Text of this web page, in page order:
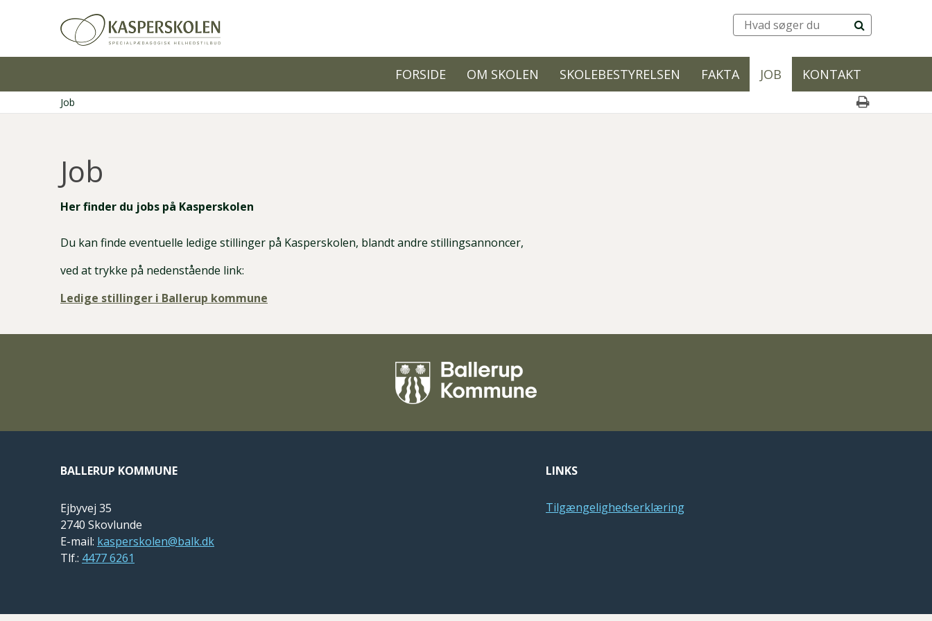
hovedindhold
Primær
navigation
FORSIDE OM SKOLEN SKOLEBESTYRELSEN FAKTA JOB KONTAKT
Job
Job
Her finder du jobs på Kasperskolen
Du kan finde eventuelle ledige stillinger på Kasperskolen, blandt andre stillingsannoncer,
ved at trykke på nedenstående link:
Ledige stillinger i Ballerup kommune
BALLERUP KOMMUNE
Ejbyvej 35
2740 Skovlunde
E-mail: kasperskolen@balk.dk
Tlf.: 4477 6261
LINKS
Tilgængelighedserklæring